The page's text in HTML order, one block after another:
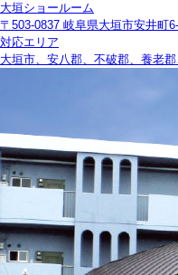
大垣ショールーム
〒503-0837 岐阜県大垣市安井町
対応エリア
大垣市、安八郡、不破郡、養老